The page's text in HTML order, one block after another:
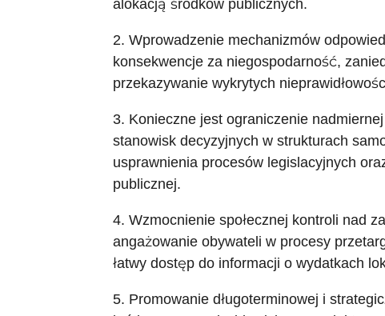
alokacją środków publicznych.
2. Wprowadzenie mechanizmów
konsekwencje za niegospodarność,
przekazywanie wykrytych
3. Konieczne jest ograniczenie
stanowisk decyzyjnych w strukturach
usprawnienia procesów legislacyjnych
publicznej.
4. Wzmocnienie społecznej kontroli nad
angażowanie obywateli w procesy
łatwy dostęp do informacji o wydatkach
5. Promowanie długoterminowej i